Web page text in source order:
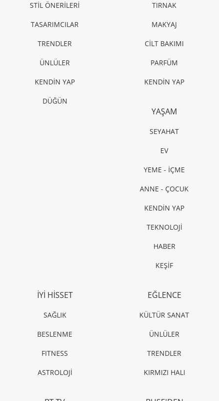
STİL ÖNERİLERİ
TASARIMCILAR
TRENDLER
ÜNLÜLER
KENDİN YAP
DÜĞÜN
TIRNAK
MAKYAJ
CİLT BAKIMI
PARFÜM
KENDİN YAP
YAŞAM
SEYAHAT
EV
YEME - İÇME
ANNE - ÇOCUK
KENDİN YAP
TEKNOLOJİ
HABER
KEŞİF
İYİ HİSSET
SAĞLIK
BESLENME
FITNESS
ASTROLOJİ
EĞLENCE
KÜLTÜR SANAT
ÜNLÜLER
TRENDLER
KIRMIZI HALI